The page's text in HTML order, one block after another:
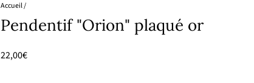
Accueil/
Pendentif "Orion" plaqué or
Prix
22,00€